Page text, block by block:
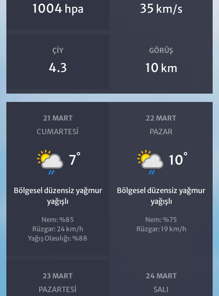
1004 hpa 35 km/s
ÇIY
4.3
GÖRÜŞ
10 km
21 MART
CUMARTESI
7°
Bölgesel düzensiz yağmur
yağışlı
Nem: %85
Rüzgar: 24 km/h
Yağış Olasılığı: %88
22 MART
PAZAR
10°
Bölgesel düzensiz yağmur
yağışlı
Nem: %75
Rüzgar: 19 km/h
23 MART
PAZARTESI
24 MART
SALI